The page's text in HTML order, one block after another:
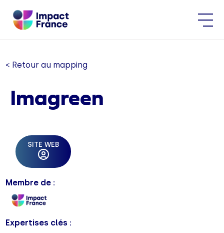
< Retour au mapping
Imagreen
SITE WEB
Membre de :
Expertises clés :